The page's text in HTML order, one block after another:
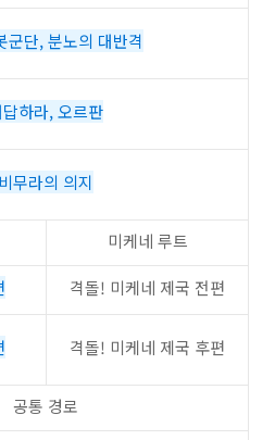
군단, 분노의 대반격
답하라, 오르판
비무라의 의지
미케네 루트
격돌! 미케네 제국 전편
격돌! 미케네 제국 후편
공통 경로